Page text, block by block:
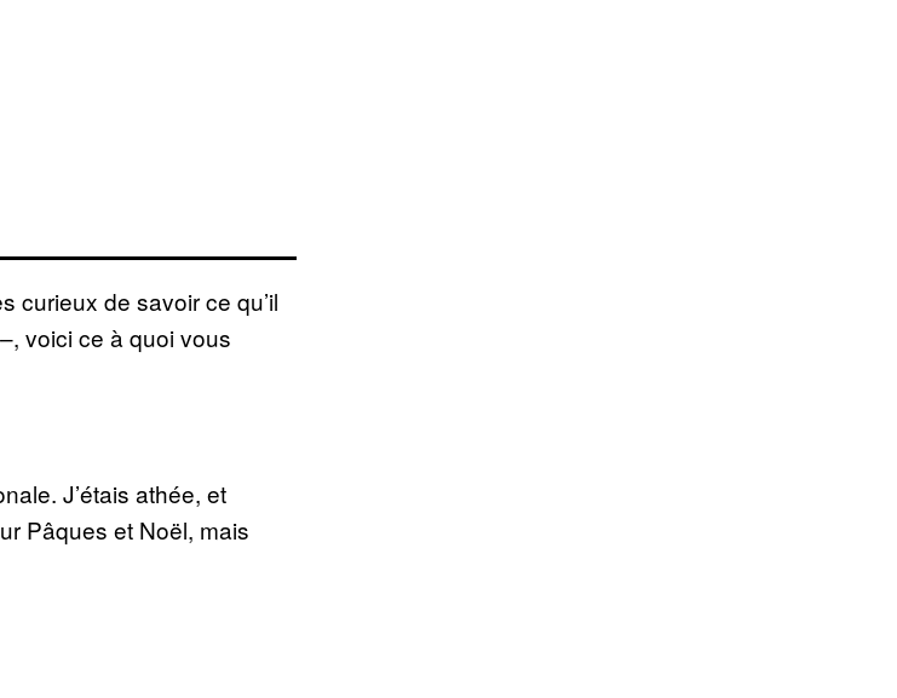
curieux de savoir ce qu’il
voici ce à quoi vous
J’étais athée, et
Pâques et Noël, mais